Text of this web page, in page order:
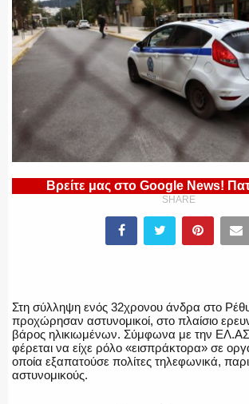
ΥΑΤ/ΥΜΕΤ
ΕΛΛΗΝΙΚΗ ΑΣΤΥΝΟΜΙΑ
ΠΥΡΟΣΒΕΣΤΙΚΗ
ΕΝΟΠΛΕΣ ΔΥΝΑΜΕΙΣ
Βρείτε μας στο Google News!
SHARE
Στη σύλληψη ενός 32χρονου άνδρα στο
προχώρησαν αστυνομικοί, στο πλαίσιο
βάρος ηλικιωμένων. Σύμφωνα με την
φέρεται να είχε ρόλο «εισπράκτορα» σε
οποία εξαπατούσε πολίτες τηλεφωνικά,
αστυνομικούς.